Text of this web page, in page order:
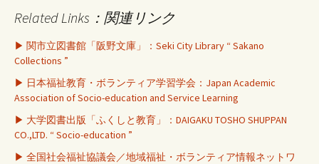
Related Links：関連リンク
▶ 関市立図書館「阪野文庫」：Seki City Library “ Sakano
Collections ”
▶ 日本福祉教育・ボランティア学習学会：Japan Academic
Association of Socio-education and Service Learning
▶ 大学図書出版「ふくしと教育」：DAIGAKU TOSHO SHUPPAN
CO.,LTD. “ Socio-education ”
▶ 全国社会福祉協議会／地域福祉・ボランティア情報ネットワ